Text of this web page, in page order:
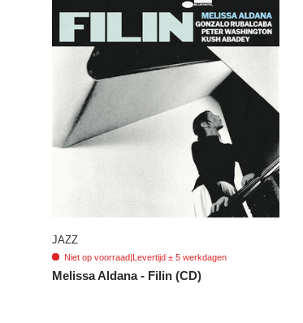
JAZZ
Niet op voorraad|Levertijd ± 5 werkdagen
Melissa Aldana - Filin (CD)